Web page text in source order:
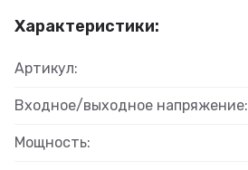
Характеристики:
Артикул:
Входное/выходное напряжение:
Мощность: